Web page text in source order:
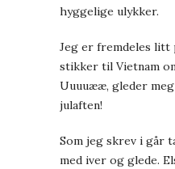
hyggelige ulykker.
Jeg er fremdeles litt
stikker til Vietnam
Uuuuææ, gleder
julaften!
Som jeg skrev i går
med iver og glede.